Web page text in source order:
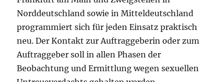
Norddeutschland sowie in Mitteldeutschland
programmiert sich für jeden Einsatz praktisch
neu. Der Kontakt zur Auftraggeberin oder zum
Auftraggeber soll in allen Phasen der
Beobachtung und Ermittlung wegen sexuellen